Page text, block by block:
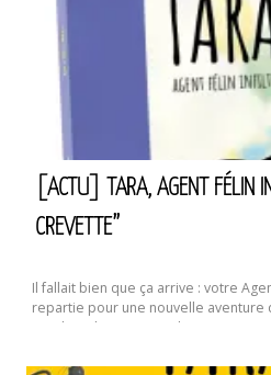
[ACTU] TARA, AGENT FÉLIN
CREVETTE”
Il fallait bien que ça arrive : votre
repartie pour une nouvelle aventure
prochain, le 17 septembre. Dans ce
semblait s’être un peu calmée